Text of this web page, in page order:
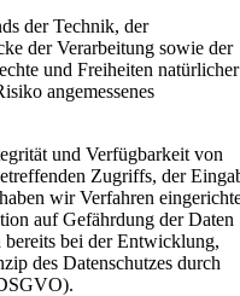
der Technik, der
der Verarbeitung sowie der
und Freiheiten natürlicher
angemessenes
und Verfügbarkeit von
Zugriffs, der
wir Verfahren
auf Gefährdung der Daten
bereits bei der Entwicklung,
des Datenschutzes durch